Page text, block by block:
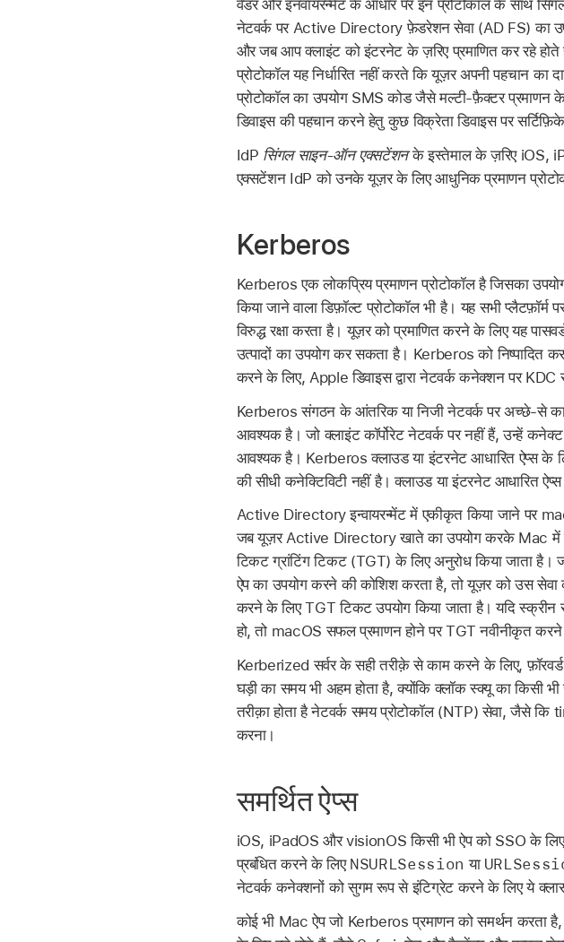
वेंडर और इनवायरन्मेंट के आधार पर इन प्रोटोकॉल के साथ
नेटवर्क पर Active Directory फ़ेडरेशन सेवा (AD FS) का
और जब आप क्लाइंट को इंटरनेट के ज़रिए प्रमाणित कर रहे
प्रोटोकॉल यह निर्धारित नहीं करते कि यूज़र अपनी पहचान
प्रोटोकॉल का उपयोग SMS कोड जैसे मल्टी-फ़ैक्टर प्रमाणन
डिवाइस की पहचान करने हेतु कुछ विक्रेता डिवाइस पर
IdP सिंगल साइन-ऑन एक्सटेंशनके इस्तेमाल के ज़रिए iOS,
एक्सटेंशन IdP को उनके यूज़र के लिए आधुनिक प्रमाणन
Kerberos
Kerberos एक लोकप्रिय प्रमाणन प्रोटोकॉल है जिसका
किया जाने वाला डिफ़ॉल्ट प्रोटोकॉल भी है। यह सभी
विरुद्ध रक्षा करता है। यूज़र को प्रमाणित करने के लिए यह
उत्पादों का उपयोग कर सकता है। Kerberos को निष्पादित
करने के लिए, Apple डिवाइस द्वारा नेटवर्क कनेक्शन पर
Kerberos संगठन के आंतरिक या निजी नेटवर्क पर अच्छे-से
आवश्यक है। जो क्लाइंट कॉर्पोरेट नेटवर्क पर नहीं हैं, उन्हें
आवश्यक है। Kerberos क्लाउड या इंटरनेट आधारित ऐप्स के
की सीधी कनेक्टिविटी नहीं है। क्लाउड या इंटरनेट आधारित
Active Directory इन्वायरन्मेंट में एकीकृत किया जाने पर
जब यूज़र Active Directory खाते का उपयोग करके Mac में
टिकट ग्रांटिंग टिकट (TGT) के लिए अनुरोध किया जाता है।
ऐप का उपयोग करने की कोशिश करता है, तो यूज़र को उस
करने के लिए TGT टिकट उपयोग किया जाता है। यदि स्क्रीन
हो, तो macOS सफल प्रमाणन होने पर TGT नवीनीकृत
Kerberized सर्वर के सही तरीक़े से काम करने के लिए, फ़ॉरवर्ड
घड़ी का समय भी अहम होता है, क्योंकि क्लॉक स्क्यू का किसी
तरीक़ा होता है नेटवर्क समय प्रोटोकॉल (NTP) सेवा, जैसे
करना।
समर्थित ऐप्स
iOS, iPadOS और visionOS किसी भी ऐप को SSO के
प्रबंधित करने के लिए NSURLSession या
नेटवर्क कनेक्शनों को सुगम रूप से इंटिग्रेट करने के लिए ये
कोई भी Mac ऐप जो Kerberos प्रमाणन को समर्थन करता